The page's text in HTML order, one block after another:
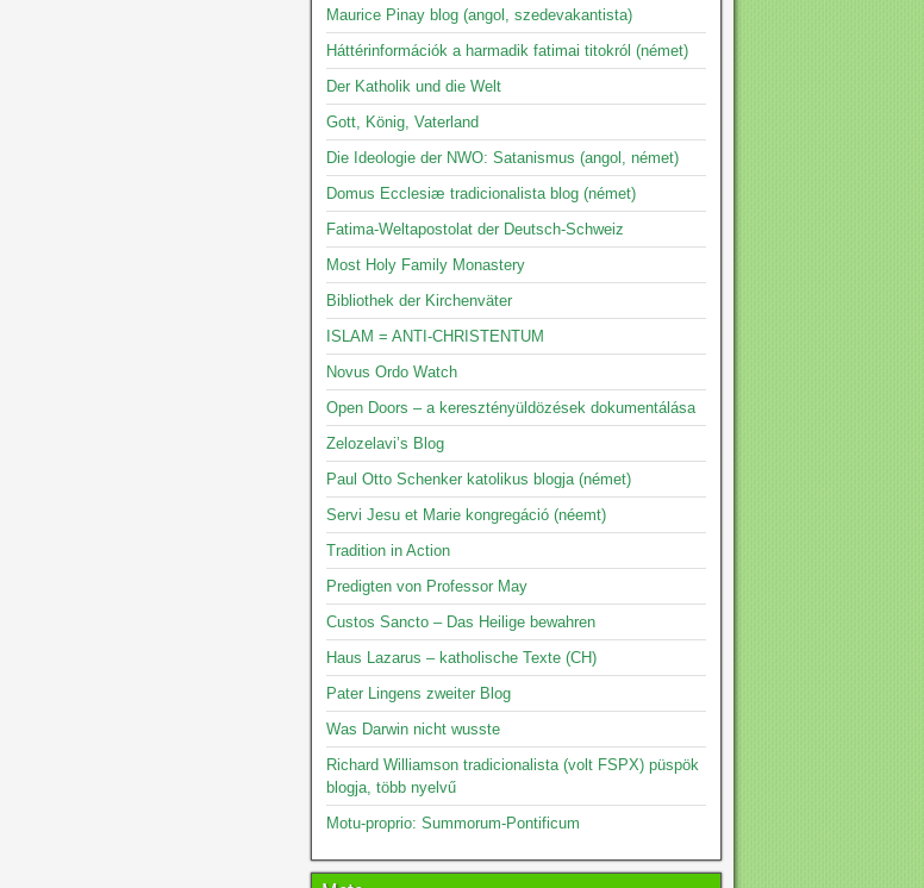
Maurice Pinay blog (angol, szedevakantista)
Háttérinformációk a harmadik fatimai titokról (német)
Der Katholik und die Welt
Gott, König, Vaterland
Die Ideologie der NWO: Satanismus (angol, német)
Domus Ecclesiæ tradicionalista blog (német)
Fatima-Weltapostolat der Deutsch-Schweiz
Most Holy Family Monastery
Bibliothek der Kirchenväter
ISLAM = ANTI-CHRISTENTUM
Novus Ordo Watch
Open Doors – a keresztényüldözések dokumentálása
Zelozelavi’s Blog
Paul Otto Schenker katolikus blogja (német)
Servi Jesu et Marie kongregáció (néemt)
Tradition in Action
Predigten von Professor May
Custos Sancto – Das Heilige bewahren
Haus Lazarus – katholische Texte (CH)
Pater Lingens zweiter Blog
Was Darwin nicht wusste
Richard Williamson tradicionalista (volt FSPX) püspök
blogja, több nyelvű
Motu-proprio: Summorum-Pontificum